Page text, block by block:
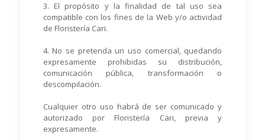
3. El propósito y la finalidad de tal uso sea
compatible con los fines de la Web y/o actividad
de Floristería Cari.
4. No se pretenda un uso comercial, quedando
expresamente prohibidas su distribución,
comunicación pública, transformación o
descompilación.
Cualquier otro uso habrá de ser comunicado y
autorizado por Floristería Cari, previa y
expresamente.